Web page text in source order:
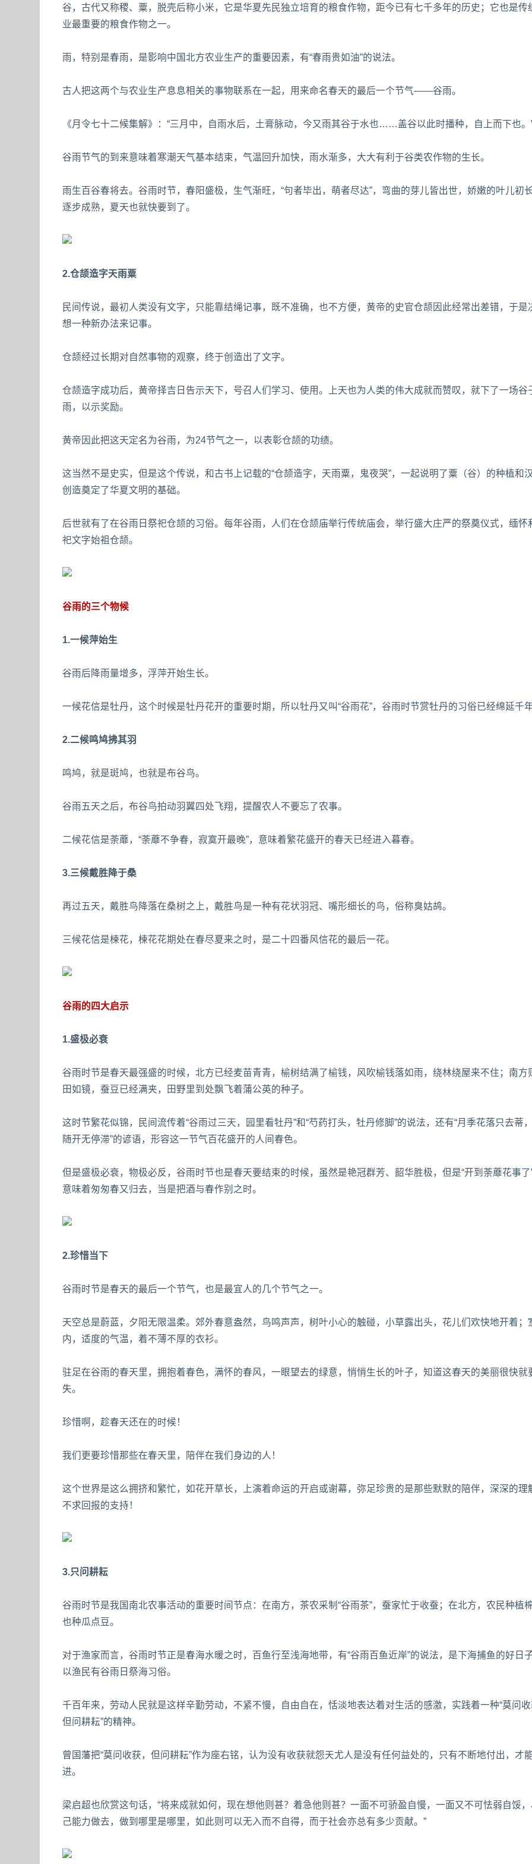
谷，古代又称稷、粟，脱壳后称小米，它是华夏先民独立培育的粮食作物，距今已有七千多年的历史；它也是传
业最重要的粮食作物之一。
雨，特别是春雨，是影响中国北方农业生产的重要因素，有“春雨贵如油”的说法。
古人把这两个与农业生产息息相关的事物联系在一起，用来命名春天的最后一个节气——谷雨。
《月令七十二候集解》：“三月中，自雨水后，土膏脉动，今又雨其谷于水也……盖谷以此时播种，自上而下也。
谷雨节气的到来意味着寒潮天气基本结束，气温回升加快，雨水渐多，大大有利于谷类农作物的生长。
雨生百谷春将去。谷雨时节，春阳盛极，生气渐旺，“句者毕出，萌者尽达”，弯曲的芽儿皆出世，娇嫩的叶儿初
逐步成熟，夏天也就快要到了。
2.仓颉造字天雨粟
民间传说，最初人类没有文字，只能靠结绳记事，既不准确，也不方便，黄帝的史官仓颉因此经常出差错，于是
想一种新办法来记事。
仓颉经过长期对自然事物的观察，终于创造出了文字。
仓颉造字成功后，黄帝择吉日告示天下，号召人们学习、使用。上天也为人类的伟大成就而赞叹，就下了一场谷
雨，以示奖励。
黄帝因此把这天定名为谷雨，为24节气之一，以表彰仓颉的功绩。
这当然不是史实，但是这个传说，和古书上记载的“仓颉造字，天雨粟，鬼夜哭”，一起说明了粟（谷）的种植和
创造奠定了华夏文明的基础。
后世就有了在谷雨日祭祀仓颉的习俗。每年谷雨，人们在仓颉庙举行传统庙会，举行盛大庄严的祭奠仪式，缅怀
祀文字始祖仓颉。
谷雨的三个物候
1.一候萍始生
谷雨后降雨量增多，浮萍开始生长。
一候花信是牡丹，这个时候是牡丹花开的重要时期，所以牡丹又叫“谷雨花”，谷雨时节赏牡丹的习俗已经绵延千
2.二候鸣鸠拂其羽
鸣鸠，就是斑鸠，也就是布谷鸟。
谷雨五天之后，布谷鸟拍动羽翼四处飞翔，提醒农人不要忘了农事。
二候花信是荼蘼，“荼蘼不争春，寂寞开最晚”，意味着繁花盛开的春天已经进入暮春。
3.三候戴胜降于桑
再过五天，戴胜鸟降落在桑树之上，戴胜鸟是一种有花状羽冠、嘴形细长的鸟，俗称臭姑鸪。
三候花信是楝花，楝花花期处在春尽夏来之时，是二十四番风信花的最后一花。
谷雨的四大启示
1.盛极必衰
谷雨时节是春天最强盛的时候，北方已经麦苗青青，榆树结满了榆钱，风吹榆钱落如雨，绕林绕屋来不住；南方
田如镜，蚕豆已经满夹，田野里到处飘飞着蒲公英的种子。
这时节繁花似锦，民间流传着“谷雨过三天，园里看牡丹”和“芍药打头，牡丹修脚”的说法，还有“月季花落只去蒂
随开无停滞”的谚语，形容这一节气百花盛开的人间春色。
但是盛极必衰，物极必反，谷雨时节也是春天要结束的时候，虽然是艳冠群芳、韶华胜极，但是“开到荼蘼花事了
意味着匆匆春又归去，当是把酒与春作别之时。
2.珍惜当下
谷雨时节是春天的最后一个节气，也是最宜人的几个节气之一。
天空总是蔚蓝，夕阳无限温柔。郊外春意盎然，鸟鸣声声，树叶小心的触碰，小草露出头，花儿们欢快地开着；
内，适度的气温，着不薄不厚的衣衫。
驻足在谷雨的春天里，拥抱着春色，满怀的春风，一眼望去的绿意，悄悄生长的叶子，知道这春天的美丽很快就
失。
珍惜啊，趁春天还在的时候！
我们更要珍惜那些在春天里，陪伴在我们身边的人！
这个世界是这么拥挤和繁忙，如花开草长，上演着命运的开启或谢幕，弥足珍贵的是那些默默的陪伴，深深的理
不求回报的支持！
3.只问耕耘
谷雨时节是我国南北农事活动的重要时间节点：在南方，茶农采制“谷雨茶”，蚕家忙于收蚕；在北方，农民种植
也种瓜点豆。
对于渔家而言，谷雨时节正是春海水暖之时，百鱼行至浅海地带，有“谷雨百鱼近岸”的说法，是下海捕鱼的好日
以渔民有谷雨日祭海习俗。
千百年来，劳动人民就是这样辛勤劳动，不紧不慢，自由自在，恬淡地表达着对生活的感激，实践着一种“莫问
但问耕耘”的精神。
曾国藩把“莫问收获，但问耕耘”作为座右铭，认为没有收获就怨天尤人是没有任何益处的，只有不断地付出，才
进。
梁启超也欣赏这句话，“将来成就如何，现在想他则甚？着急他则甚？一面不可骄盈自慢，一面又不可怯弱自馁
己能力做去，做到哪里是哪里，如此则可以无入而不自得，而于社会亦总有多少贡献。”